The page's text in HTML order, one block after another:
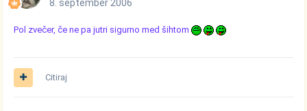
8. september 2006
Pol zvečer, če ne pa jutri sigurno med šihtom
Citiraj